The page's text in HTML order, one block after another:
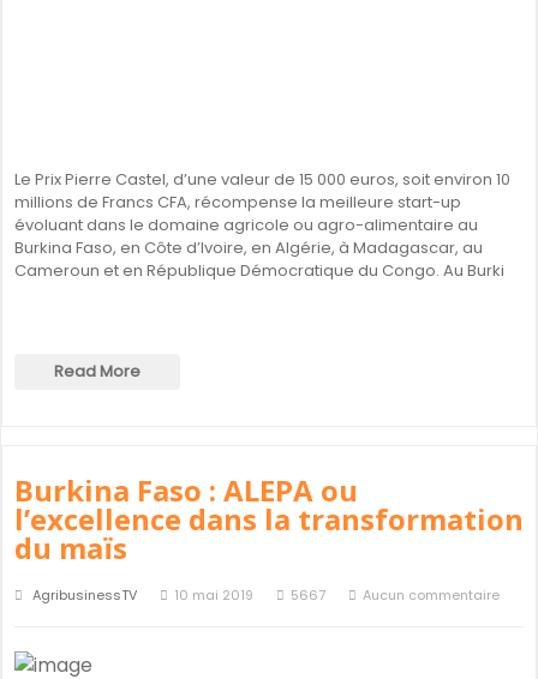
Le Prix Pierre Castel, d’une valeur de 15 000 euros, soit environ 10
millions de Francs CFA, récompense la meilleure start-up
évoluant dans le domaine agricole ou agro-alimentaire au
Burkina Faso, en Côte d’Ivoire, en Algérie, à Madagascar, au
Cameroun et en République Démocratique du Congo. Au Burki
Read More
Burkina Faso : ALEPA ou
l’excellence dans la transformation
du maïs
AgribusinessTV 10 mai 2019 5667 Aucun commentaire